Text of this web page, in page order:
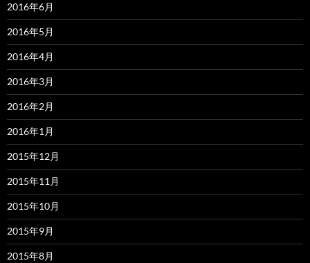
2016年6月
2016年5月
2016年4月
2016年3月
2016年2月
2016年1月
2015年12月
2015年11月
2015年10月
2015年9月
2015年8月